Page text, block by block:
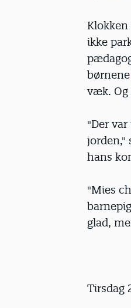
ikke
væk. Og
"Der
jorden,"
hans
"Mies
glad,
Tirsdag